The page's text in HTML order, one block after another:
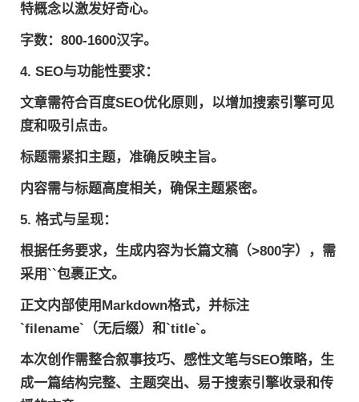
特概念以激发好奇心。
字数：800-1600汉字。
4. SEO与功能性要求：
文章需符合百度SEO优化原则，以增加搜索引擎可见
度和吸引点击。
标题需紧扣主题，准确反映主旨。
内容需与标题高度相关，确保主题紧密。
5. 格式与呈现：
根据任务要求，生成内容为长篇文稿（>800字），需
采用``包裹正文。
正文内部使用Markdown格式，并标注
`filename`（无后缀）和`title`。
本次创作需整合叙事技巧、感性文笔与SEO策略，生
成一篇结构完整、主题突出、易于搜索引擎收录和传